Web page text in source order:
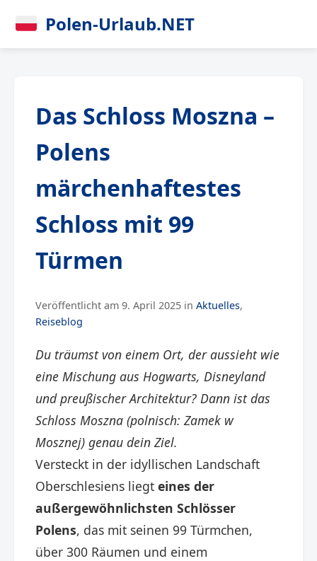
Polen-Urlaub.NET
Das Schloss Moszna –
Polens
märchenhaftestes
Schloss mit 99
Türmen
Veröffentlicht am 9. April 2025 in Aktuelles,
Reiseblog
Du träumst von einem Ort, der aussieht wie
eine Mischung aus Hogwarts, Disneyland
und preußischer Architektur? Dann ist das
Schloss Moszna (polnisch: Zamek w
Mosznej) genau dein Ziel.
Versteckt in der idyllischen Landschaft
Oberschlesiens liegt eines der
außergewöhnlichsten Schlösser
Polens, das mit seinen 99 Türmchen,
über 300 Räumen und einem